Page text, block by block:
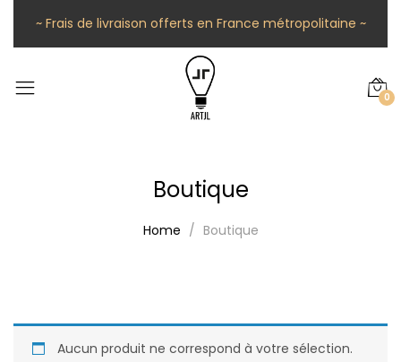
~ Frais de livraison offerts en France métropolitaine ~
0
Boutique
Home Boutique
Aucun produit ne correspond à votre sélection.